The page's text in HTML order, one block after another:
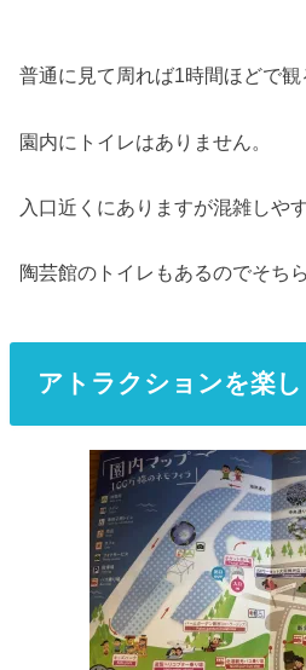
普通に見て周れば1時間ほどで観
園内にトイレはありません。
入口近くにありますが混雑しや
陶芸館のトイレもあるのでそち
アトラクションを楽し